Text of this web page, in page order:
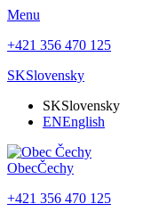
Menu
+421 356 470 125
SKSlovensky
SKSlovensky
ENEnglish
ObecČechy
+421 356 470 125